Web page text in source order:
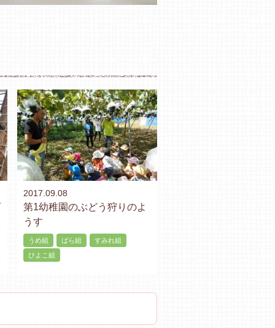
2017.09.08
第1幼稚園のぶどう狩りのよ
うす
うめ組 ばら組
すみれ組
ひよこ組